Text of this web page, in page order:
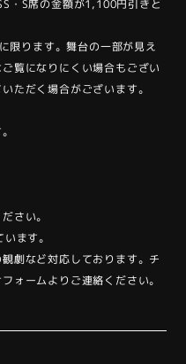
S席の金額が1,100円引きと
ります。舞台の一部が見え
覧になりにくい場合もござい
ただく場合がございます。
さい。
ます。
劇など対応しております。チ
ォームよりご連絡ください。